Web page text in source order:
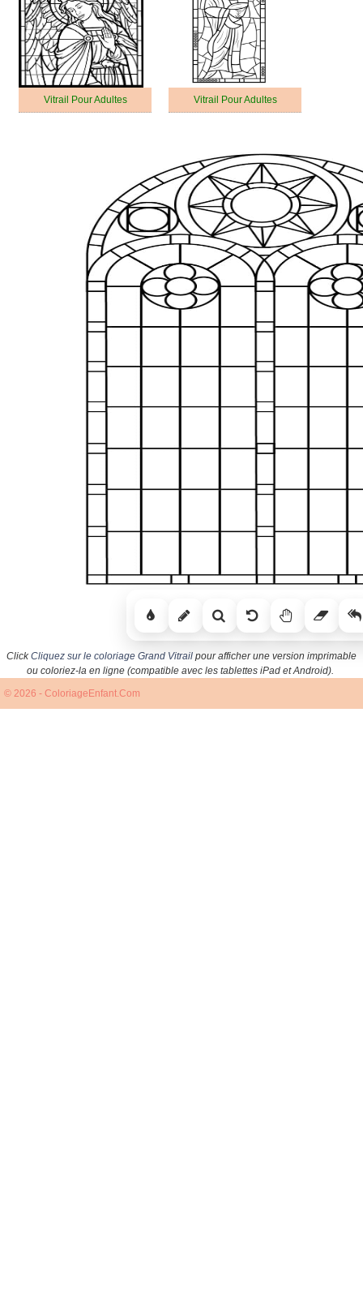
Vitrail Pour Adultes Vitrail Pour Adultes
ClickCliquez sur le coloriage Grand Vitrail pour afficher une version imprimable
ou coloriez-la en ligne (compatible avec les tablettes iPad et Android).
© 2026 - ColoriageEnfant.Com